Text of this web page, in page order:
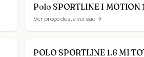
Polo SPORTLINE I MOTION
Ver preço desta versão →
POLO SPORTLINE 1.6 MI